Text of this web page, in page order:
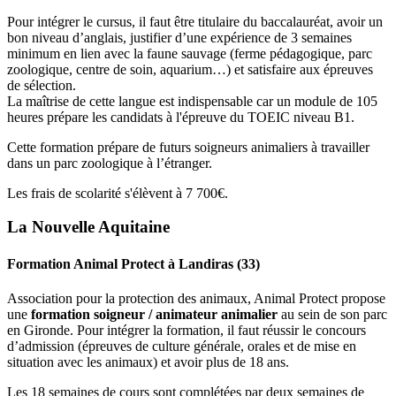
Pour intégrer le cursus, il faut être titulaire du baccalauréat, avoir un
bon niveau d’anglais, justifier d’une expérience de 3 semaines
minimum en lien avec la faune sauvage (ferme pédagogique, parc
zoologique, centre de soin, aquarium…) et satisfaire aux épreuves
de sélection.
La maîtrise de cette langue est indispensable car un module de 105
heures prépare les candidats à l'épreuve du TOEIC niveau B1.
Cette formation prépare de futurs soigneurs animaliers à travailler
dans un parc zoologique à l’étranger.
Les frais de scolarité s'élèvent à 7 700€.
La Nouvelle Aquitaine
Formation Animal Protect à Landiras (33)
Association pour la protection des animaux, Animal Protect propose
une formation soigneur / animateur animalier au sein de son parc
en Gironde. Pour intégrer la formation, il faut réussir le concours
d’admission (épreuves de culture générale, orales et de mise en
situation avec les animaux) et avoir plus de 18 ans.
Les 18 semaines de cours sont complétées par deux semaines de